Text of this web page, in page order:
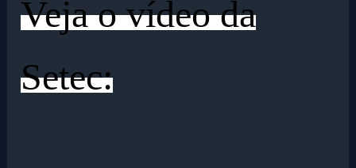
Veja o vídeo da
Setec: